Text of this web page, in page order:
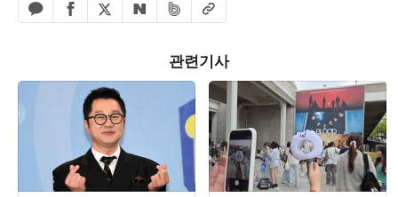
카카오톡 공유하기
페이스북 공유하기
엑스 공유하기
네이버 공유하기
밴드 공유하기
URL복사
관련기사